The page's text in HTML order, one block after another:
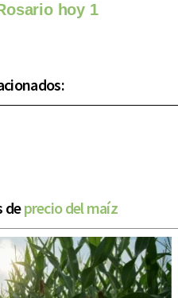
hoy 1
deprecio del maíz